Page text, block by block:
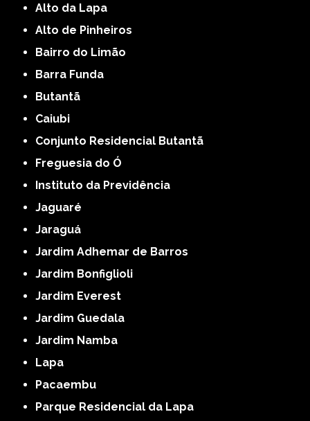
Alto da Lapa
Alto de Pinheiros
Bairro do Limão
Barra Funda
Butantã
Caiubi
Conjunto Residencial Butantã
Freguesia do Ó
Instituto da Previdência
Jaguaré
Jaraguá
Jardim Adhemar de Barros
Jardim Bonfiglioli
Jardim Everest
Jardim Guedala
Jardim Namba
Lapa
Pacaembu
Parque Residencial da Lapa